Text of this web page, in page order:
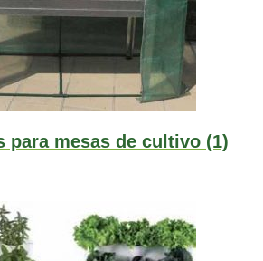
para mesas de cultivo (1)